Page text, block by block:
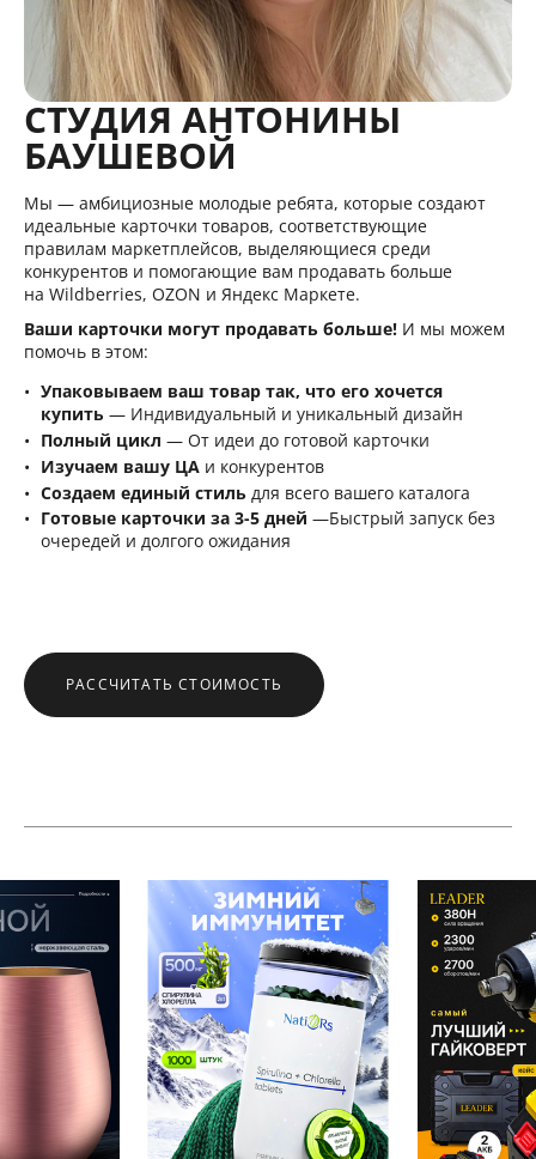
СТУДИЯ АНТОНИНЫ
БАУШЕВОЙ
Мы — амбициозные молодые ребята, которые создают
идеальные карточки товаров, соответствующие
правилам маркетплейсов, выделяющиеся среди
конкурентов и помогающие вам продавать больше
на Wildberries, OZON и Яндекс Маркете.
Ваши карточки могут продавать больше! И мы можем
помочь в этом:
Упаковываем ваш товар так, что его хочется
купить — Индивидуальный и уникальный дизайн
Полный цикл — От идеи до готовой карточки
Изучаем вашу ЦА и конкурентов
Создаем единый стиль для всего вашего каталога
Готовые карточки за 3-5 дней —Быстрый запуск без
очередей и долгого ожидания
РАССЧИТАТЬ СТОИМОСТЬ